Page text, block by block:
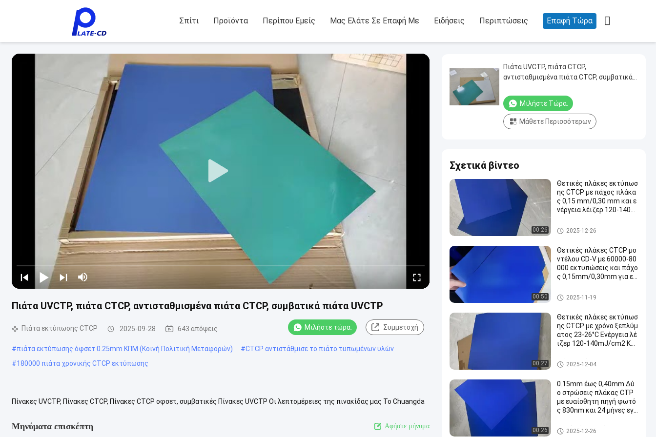
Σπίτι Προϊόντα Περίπου Εμείς Μας Ελάτε Σε Επαφή Με Ειδήσεις Περιπτώσεις Επαφή Τώρα 
Πιάτα UVCTP, πιάτα CTCP, αντισταθμισμένα πιάτα CTCP, συμβατικά πιάτα UVCTP
Πιάτα εκτύπωσης CTCP 2025-09-28 643 απόψεις Μιλήστε τώρα. Συμμετοχή
#πιάτα εκτύπωσης όφσετ 0.25mm ΚΠΜ (Κοινή Πολιτική Μεταφορών) #CTCP αντιστάθμισε το πιάτο τυπωμένων υλών
#180000 πιάτα χρονικής CTCP εκτύπωσης
Πίνακες UVCTP, Πίνακες CTCP, Πίνακες CTCP οφσετ, συμβατικές Πίνακες UVCTP Οι λεπτομέρειες της πινακίδας μας Το Chuangda
Μηνύματα επισκέπτη Αφήστε μήνυμα
Πιάτα UVCTP, πιάτα CTCP,
αντισταθμισμένα πιάτα CTCP, συμβατικά
Μιλήστε Τώρα.
Μάθετε Περισσότερων
Σχετικά βίντεο
00:26
Θετικές πλάκες εκτύπωσ
ης CTCP με πάχος πλάκα
ς 0,15 mm/0,30 mm και ε
νέργεια λέιζερ 120-140
0 εκτυπώσεις
Πιάτα εκτύπωσης CTCP
2025-12-26
00:50
Θετικές πλάκες CTCP μο
ντέλου CD-V με 60000-80
000 εκτυπώσεις και πάχο
ς 0,15mm/0,30mm για εκ
te
Πιάτα εκτύπωσης CTCP
2025-11-19
00:27
Θετικές πλάκες εκτύπωσ
ης CTCP με χρόνο ξεπλύμ
ατος 23-26°C Ενέργεια λέ
ιζερ 120-140mJ/cm2 Και
ς
Πιάτα εκτύπωσης CTCP
2025-12-04
00:26
0.15mm έως 0,40mm Δύ
ο στρώσεις πλάκας CTP
με ευαίσθητη πηγή φωτό
ς 830nm και 24 μήνες εγγ
Διπλό πιάτο στρώματος ΚΠΜ
2025-12-26